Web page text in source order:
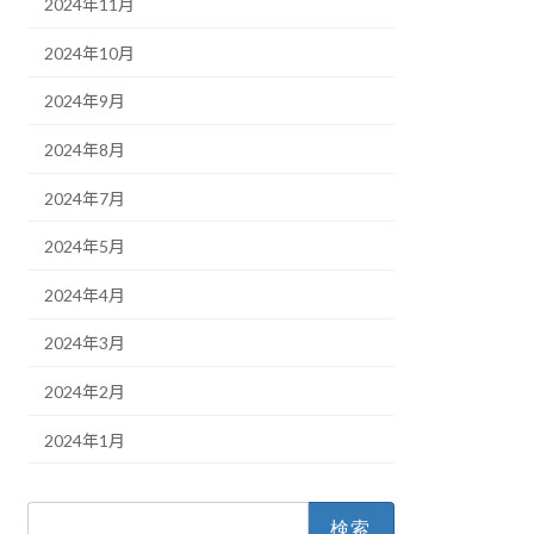
2024年11月
2024年10月
2024年9月
2024年8月
2024年7月
2024年5月
2024年4月
2024年3月
2024年2月
2024年1月